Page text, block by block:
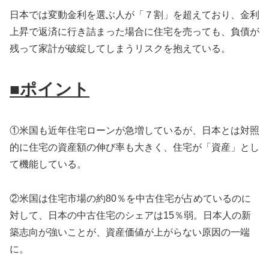
日本では変動金利を選ぶ人が「７割」を超えており、金利
上昇で返済に行き詰まった場合に住宅を売っても、負債が
残って家計が破綻してしまうリスクを抱えている。
■ポイント
①米国も近年住宅ローンが急増しているが、日本とは対照
的に住宅の資産額の伸び率も大きく、住宅が「資産」とし
て機能している。
②米国は住宅市場の約80％を中古住宅が占めているのに
対して、日本の中古住宅のシェアは15％弱。日本人の新
築志向が強いことが、資産価値が上がらない原因の一端
に。